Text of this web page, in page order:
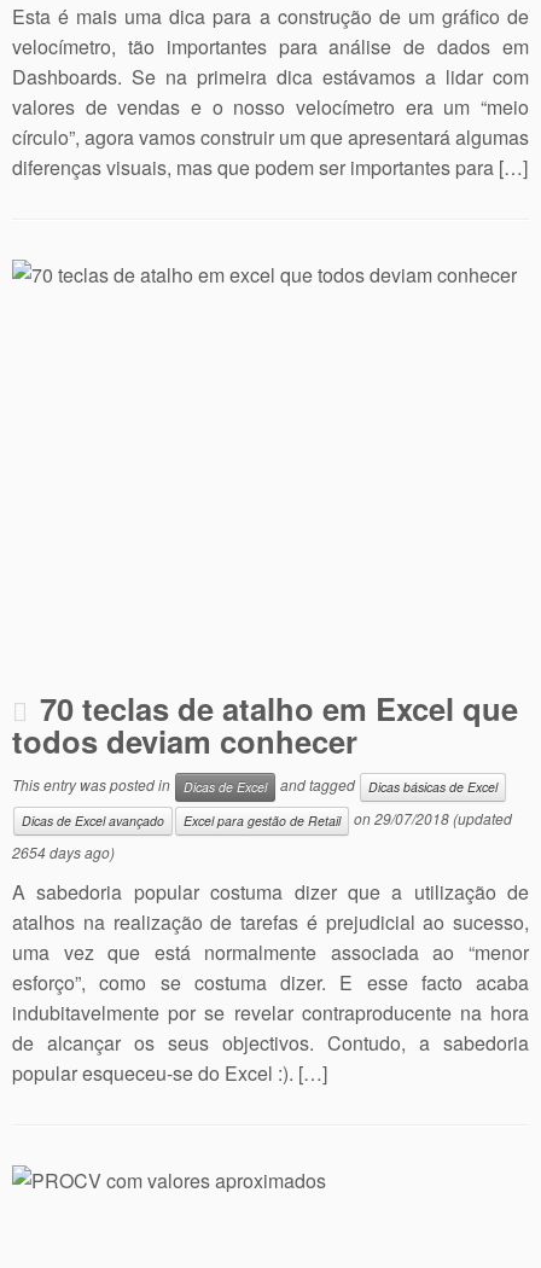
Esta é mais uma dica para a construção de um gráfico de
velocímetro, tão importantes para análise de dados em
Dashboards. Se na primeira dica estávamos a lidar com
valores de vendas e o nosso velocímetro era um “meio
círculo”, agora vamos construir um que apresentará algumas
diferenças visuais, mas que podem ser importantes para […]
70 teclas de atalho em Excel que
todos deviam conhecer
This entry was posted in Dicas de Excel and tagged
Dicas básicas de Excel
Dicas de Excel avançado
Excel para gestão de Retail on29/07/2018(updated
2654 days ago)
A sabedoria popular costuma dizer que a utilização de
atalhos na realização de tarefas é prejudicial ao sucesso,
uma vez que está normalmente associada ao “menor
esforço”, como se costuma dizer. E esse facto acaba
indubitavelmente por se revelar contraproducente na hora
de alcançar os seus objectivos. Contudo, a sabedoria
popular esqueceu-se do Excel :). […]